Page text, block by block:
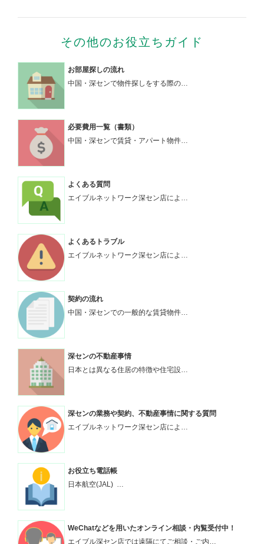
その他のお役立ちガイド
お部屋探しの流れ
中国・深センで物件探しをする際の…
必要費用一覧（書類）
中国・深センで賃貸・アパート物件…
よくある質問
エイブルネットワーク深セン店によ…
よくあるトラブル
エイブルネットワーク深セン店によ…
契約の流れ
中国・深センでの一般的な賃貸物件…
深センの不動産事情
日本とは異なる住居の特徴や住宅設…
深センの業務や契約、不動産事情に関する質問
エイブルネットワーク深セン店によ…
お役立ち電話帳
日本航空(JAL) …
WeChatなどを用いたオンライン相談・内覧受付中！
エイブル深セン店では遠隔にてご相談・ご内…